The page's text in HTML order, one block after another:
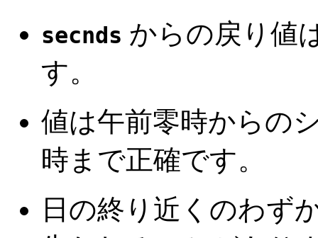
secnds からの戻り値
す。
値は午前零時からの
時まで正確です。
日の終り近くのわず